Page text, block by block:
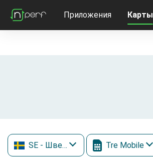
Приложения Карты
SE - Швеция Tre Mobile